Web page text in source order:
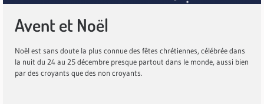
Avent et Noël
Noël est sans doute la plus connue des fêtes chrétiennes, célébrée dans
la nuit du 24 au 25 décembre presque partout dans le monde, aussi bien
par des croyants que des non croyants.